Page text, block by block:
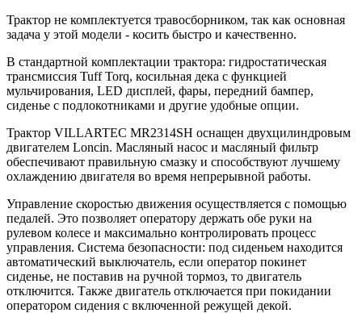
Трактор не комплектуется травосборником, так как основная
задача у этой модели - косить быстро и качественно.
В стандартной комплектации трактора: гидростатическая
трансмиссия Tuff Torq, косильная дека с функцией
мульчирования, LED дисплей, фары, передний бампер,
сиденье с подлокотниками и другие удобные опции.
Трактор VILLARTEC MR2314SH оснащен двухцилиндровым
двигателем Loncin. Масляный насос и масляный фильтр
обеспечивают правильную смазку и способствуют лучшему
охлаждению двигателя во время непрерывной работы.
Управление скоростью движения осуществляется с помощью
педалей. Это позволяет оператору держать обе руки на
рулевом колесе и максимально контролировать процесс
управления. Система безопасности: под сиденьем находится
автоматический выключатель, если оператор покинет
сиденье, не поставив на ручной тормоз, то двигатель
отключится. Также двигатель отключается при покидании
оператором сидения с включенной режущей декой.